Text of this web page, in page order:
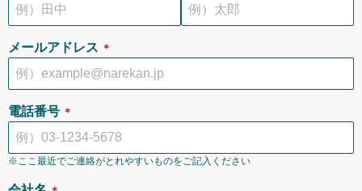
メールアドレス ＊
電話番号 ＊
※ここ最近でご連絡がとれやすいものをご記入ください